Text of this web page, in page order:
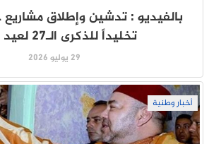
بالفيديو : تدشين وإطلاق مشاريع
تخليداً للذكرى الـ27 لعيد العرش
29 يوليو 2026
أخبار وطنية